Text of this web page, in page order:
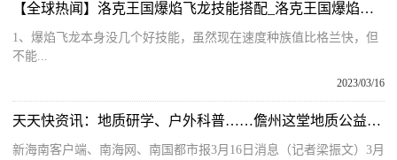
【全球热闻】洛克王国爆焰飞龙技能搭配_洛克王国爆焰飞龙
1、爆焰飞龙本身没几个好技能，虽然现在速度种族值比格兰快，但
不能...
2023/03/16
天天快资讯：地质研学、户外科普……儋州这堂地质公益课有意思
新海南客户端、南海网、南国都市报3月16日消息（记者梁振文）3月